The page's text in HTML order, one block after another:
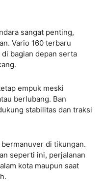
sangat penting,
Vario 160 terbaru
bagian depan serta
empuk meski
berlubang. Ban
stabilitas dan traksi
di tikungan.
seperti ini, perjalanan
kota maupun saat